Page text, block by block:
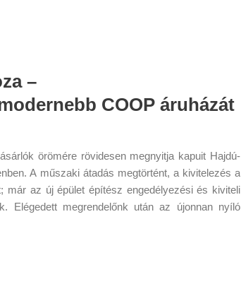
–
COOP áruházát
örömére rövidesen megnyitja kapuit Hajdú-
A műszaki átadás megtörtént, a kivitelezés a
már az új épület építész engedélyezési és kiviteli
Elégedett megrendelőnk után az újonnan nyíló